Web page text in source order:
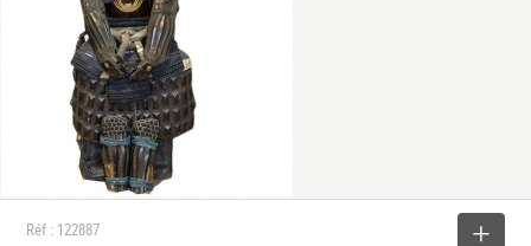
Réf : 122887